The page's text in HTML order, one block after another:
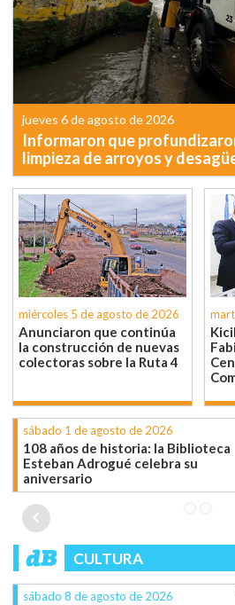
jueves 6 de agosto de 2026
Informaron que
limpieza de arroyos y
miércoles 5 de agosto de 2026
Anunciaron que continúa
la construcción de nuevas
colectoras sobre la Ruta 4
sábado 1 de agosto de 2026
108 años de historia: la Biblioteca
Esteban Adrogué celebra su
aniversario
CULTURA
sábado 8 de agosto de 2026